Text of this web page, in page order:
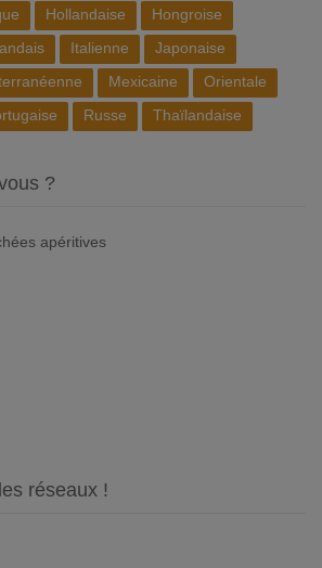
Hollandaise
Hongroise
Italienne
Japonaise
Mexicaine
Orientale
Russe Thaïlandaise
?
apéritives
réseaux !